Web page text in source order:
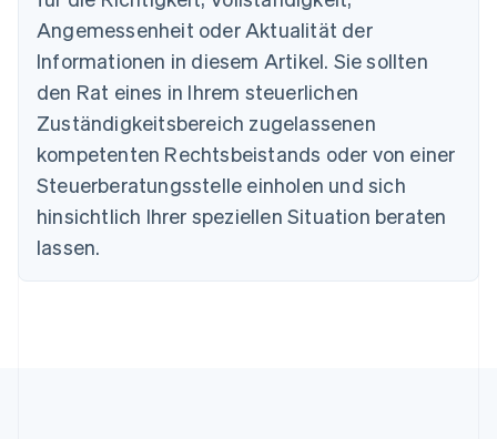
Angemessenheit oder Aktualität der
Informationen in diesem Artikel. Sie sollten
den Rat eines in Ihrem steuerlichen
Zuständigkeitsbereich zugelassenen
kompetenten Rechtsbeistands oder von einer
Steuerberatungsstelle einholen und sich
hinsichtlich Ihrer speziellen Situation beraten
lassen.
English
Bulgarien
English
Dänemark
Deutschland
DeutschEnglish
Estland
English
Festlandchina
简体中文
EnglishSvenska